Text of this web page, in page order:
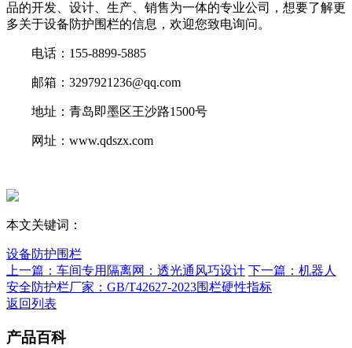
品的开发、设计、生产、销售为一体的专业公司，想要了解更
多关于设备防护围栏的信息，欢迎您致电询问。
电话：155-8899-5885
邮箱：3297921236@qq.com
地址：青岛即墨区王沙路1500号
网址：www.qdszx.com
本文关键词：
设备防护围栏
上一篇：车间专用隔离网：透光通风巧设计 下一篇：机器人
安全防护栏厂家：GB/T42627-2023围栏硬性指标
返回列表
产品百科